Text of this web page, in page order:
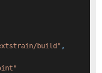
build" ,